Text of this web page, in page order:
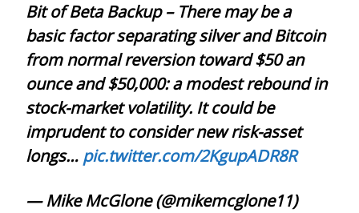
Bit of Beta Backup – There may be a
basic factor separating silver and Bitcoin
from normal reversion toward $50 an
ounce and $50,000: a modest rebound in
stock-market volatility. It could be
imprudent to consider new risk-asset
longs… pic.twitter.com/2KgupADR8R
— Mike McGlone (@mikemcglone11)